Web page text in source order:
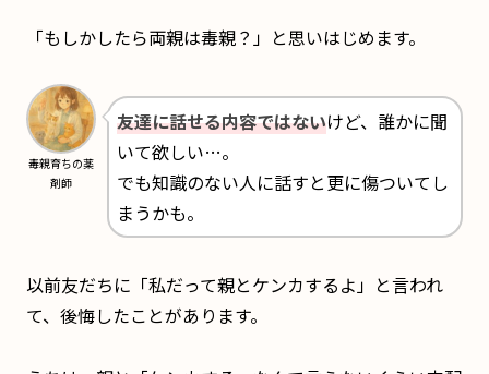
「もしかしたら両親は毒親？」と思いはじめます。
毒親育ちの薬
剤師
友達に話せる内容ではないけど、誰かに聞
いて欲しい…。
でも知識のない人に話すと更に傷ついてし
まうかも。
以前友だちに「私だって親とケンカするよ」と言われ
て、後悔したことがあります。